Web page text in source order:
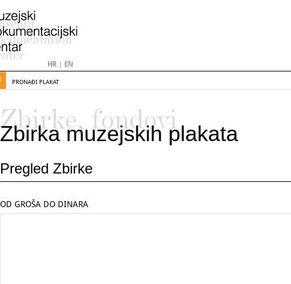
HR| EN
PRONAĐI PLAKAT
Zbirke, fondovi
Zbirka muzejskih plakata
Pregled Zbirke
OD GROŠA DO DINARA